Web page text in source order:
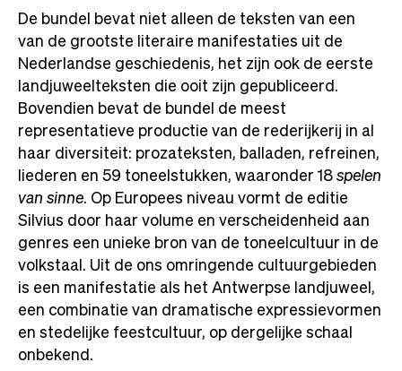
De bundel bevat niet alleen de teksten van een
van de grootste literaire manifestaties uit de
Nederlandse geschiedenis, het zijn ook de eerste
landjuweelteksten die ooit zijn gepubliceerd.
Bovendien bevat de bundel de meest
representatieve productie van de rederijkerij in al
haar diversiteit: prozateksten, balladen, refreinen,
liederen en 59 toneelstukken, waaronder 18spelen
van sinne. Op Europees niveau vormt de editie
Silvius door haar volume en verscheidenheid aan
genres een unieke bron van de toneelcultuur in de
volkstaal. Uit de ons omringende cultuurgebieden
is een manifestatie als het Antwerpse landjuweel,
een combinatie van dramatische expressievormen
en stedelijke feestcultuur, op dergelijke schaal
onbekend.